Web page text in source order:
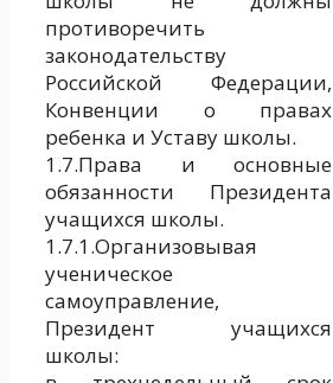
противоречить
законодательству
Российской Федерации,
Конвенции о правах
ребенка и Уставу школы.
1.7.Права и основные
обязанности Президента
учащихся школы.
1.7.1.Организовывая
ученическое
самоуправление,
Президент учащихся
школы: